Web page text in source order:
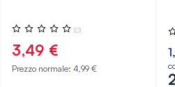
Valutazione:
0%
(0)
3,49 €
Prezzo normale: 4,99 €